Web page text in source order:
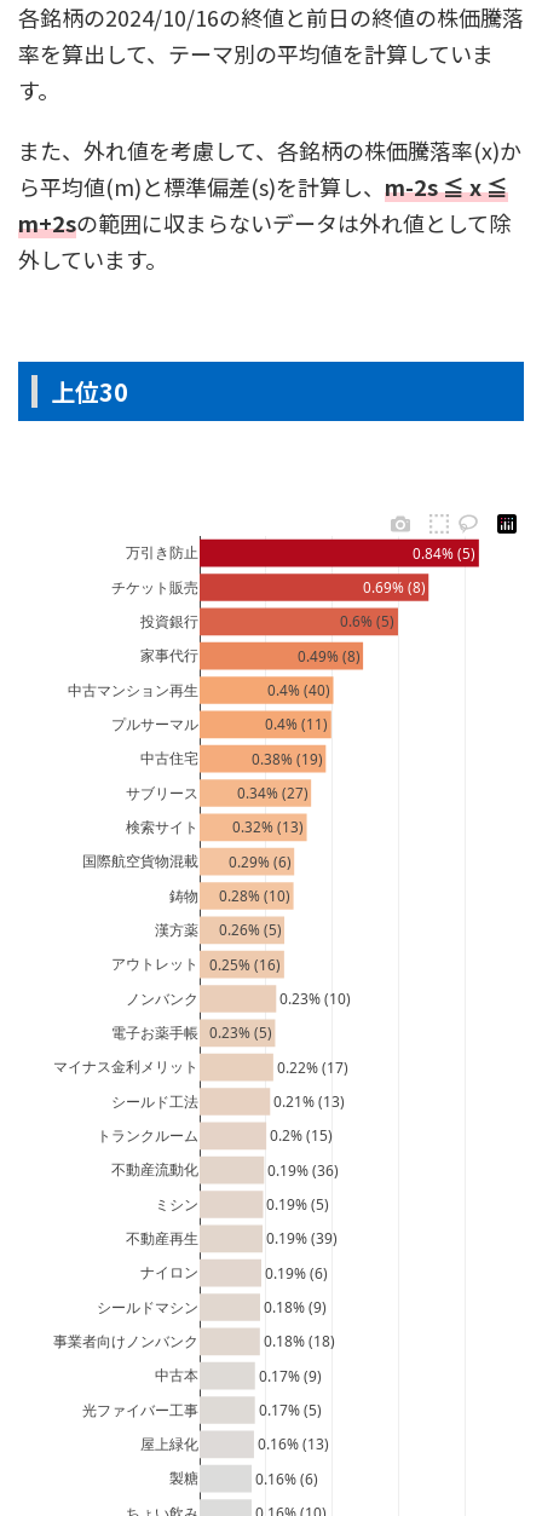
各銘柄の2024/10/16の終値と前日の終値の株価騰落
率を算出して、テーマ別の平均値を計算していま
す。
また、外れ値を考慮して、各銘柄の株価騰落率(x)か
ら平均値(m)と標準偏差(s)を計算し、 m-2s ≦ x ≦
m+2sの範囲に収まらないデータは外れ値として除
外しています。
上位30
0.16% (6)
0.16% (13)
0.17% (5)
0.17% (9)
0.18% (18)
0.18% (9)
0.19% (6)
0.19% (39)
0.19% (5)
0.19% (36)
0.2% (15)
0.21% (13)
0.22% (17)
0.23% (5)
0.23% (10)
0.25% (16)
0.26% (5)
0.28% (10)
0.29% (6)
0.32% (13)
0.34% (27)
0.38% (19)
0.4% (11)
0.4% (40)
0.49% (8)
0.6% (5)
0.69% (8)
0.84% (5)
製糖
屋上緑化
光ファイバー工事
中古本
事業者向けノンバンク
シールドマシン
ナイロン
不動産再生
ミシン
不動産流動化
トランクルーム
シールド工法
マイナス金利メリット
電子お薬手帳
ノンバンク
アウトレット
漢方薬
鋳物
国際航空貨物混載
検索サイト
サブリース
中古住宅
プルサーマル
中古マンション再生
家事代行
投資銀行
チケット販売
万引き防止